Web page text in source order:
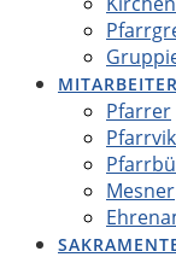
MITARBEITER
Pfarrer
Mesner